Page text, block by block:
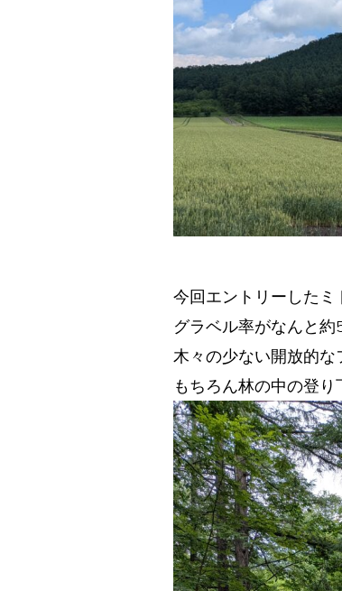
今回エントリーしたミ
グラベル率がなんと約
木々の少ない開放的な
もちろん林の中の登り